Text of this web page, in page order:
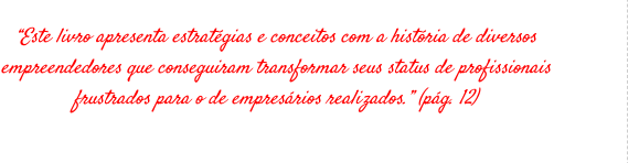
“Este livro apresenta estratégias e conceitos com a história de diversos
empreendedores que conseguiram transformar seus status de profissionais
frustrados para o de empresários realizados.” (pág. 12)